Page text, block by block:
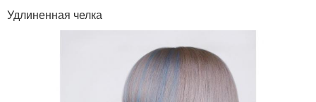
Удлиненная челка